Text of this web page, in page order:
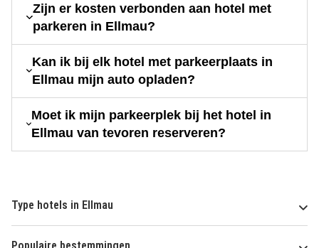
Zijn er kosten verbonden aan hotel met
parkeren in Ellmau?
Kan ik bij elk hotel met parkeerplaats in
Ellmau mijn auto opladen?
Moet ik mijn parkeerplek bij het hotel in
Ellmau van tevoren reserveren?
Type hotels in Ellmau